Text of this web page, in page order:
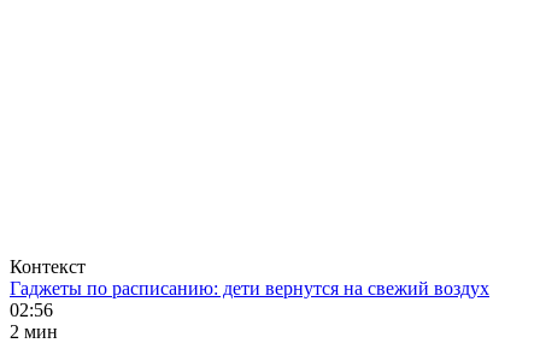
Контекст
Гаджеты по расписанию: дети вернутся на свежий воздух
02:56
2 мин